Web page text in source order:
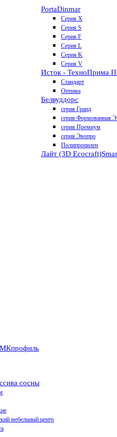
МКпрофиль
PortaDinmar
Серия X
Серия S
Серия F
Серия L
Серия K
Серия V
Исток - ТехноПрима
Стандарт
Оптима
Белвуддорс
серия Гранд
серия Формованная
серия Премиум
серия Эвопро
Полипропилен
Лайт (3D Ecocraft)
сосны
мебельный центр